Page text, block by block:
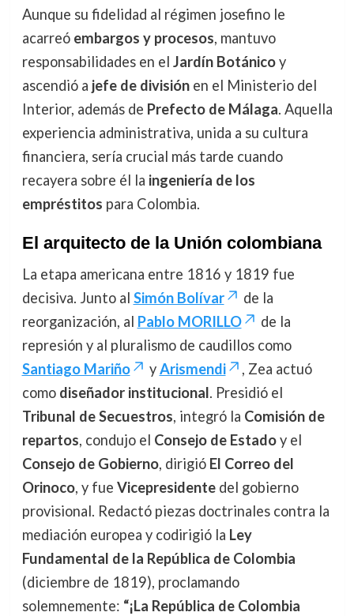
Aunque su fidelidad al régimen josefino le
acarreó embargos y procesos, mantuvo
responsabilidades en el Jardín Botánicoy
ascendió a jefe de divisiónen el Ministerio del
Interior, además de Prefecto de Málaga. Aquella
experiencia administrativa, unida a su cultura
financiera, sería crucial más tarde cuando
recayera sobre él la ingeniería de los
empréstitos para Colombia.
El arquitecto de la Unión colombiana
La etapa americana entre 1816 y 1819 fue
decisiva. Junto al Simón Bolívar
de la
reorganización, al Pablo MORILLO
de la
represión y al pluralismo de caudillos como
Santiago Mariño
yArismendi
, Zea actuó
como diseñador institucional. Presidió el
Tribunal de Secuestros, integró la Comisión de
repartos, condujo el Consejo de Estadoy el
Consejo de Gobierno, dirigió El Correo del
Orinoco, y fue Vicepresidentedel gobierno
provisional. Redactó piezas doctrinales contra la
mediación europea y codirigió la Ley
Fundamental de la República de Colombia
(diciembre de 1819), proclamando
solemnemente: “¡La República de Colombia